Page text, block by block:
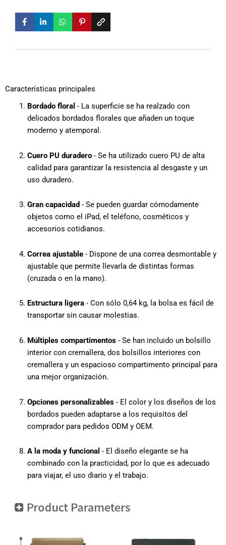
Características principales
Bordado floral - La superficie se ha realzado con
delicados bordados florales que añaden un toque
moderno y atemporal.
Cuero PU duradero- Se ha utilizado cuero PU de alta
calidad para garantizar la resistencia al desgaste y un
uso duradero.
Gran capacidad - Se pueden guardar cómodamente
objetos como el iPad, el teléfono, cosméticos y
accesorios cotidianos.
Correa ajustable- Dispone de una correa desmontable y
ajustable que permite llevarla de distintas formas
(cruzada o en la mano).
Estructura ligera- Con sólo 0,64 kg, la bolsa es fácil de
transportar sin causar molestias.
Múltiples compartimentos- Se han incluido un bolsillo
interior con cremallera, dos bolsillos interiores con
cremallera y un espacioso compartimento principal para
una mejor organización.
Opciones personalizables- El color y los diseños de los
bordados pueden adaptarse a los requisitos del
comprador para pedidos ODM y OEM.
A la moda y funcional - El diseño elegante se ha
combinado con la practicidad, por lo que es adecuado
para viajar, el uso diario y el trabajo.